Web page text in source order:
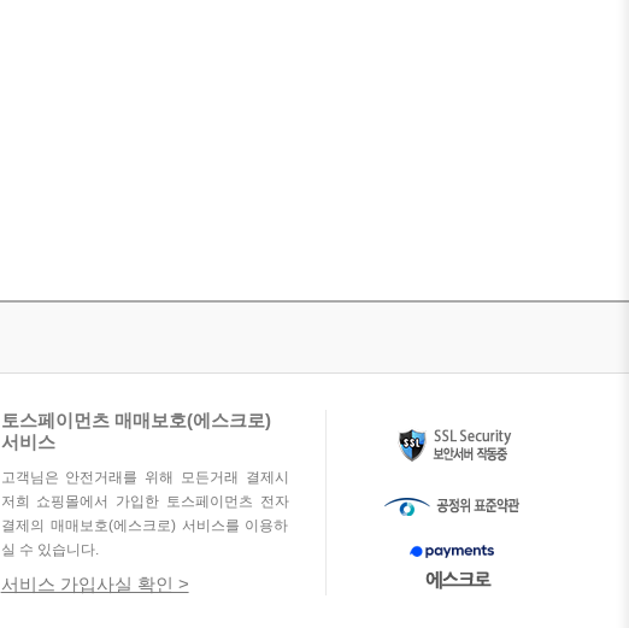
토스페이먼츠 매매보호(에스크로)
서비스
고객님은 안전거래를 위해 모든거래 결제시
저희 쇼핑몰에서 가입한 토스페이먼츠 전자
결제의 매매보호(에스크로) 서비스를 이용하
실 수 있습니다.
서비스 가입사실 확인 >